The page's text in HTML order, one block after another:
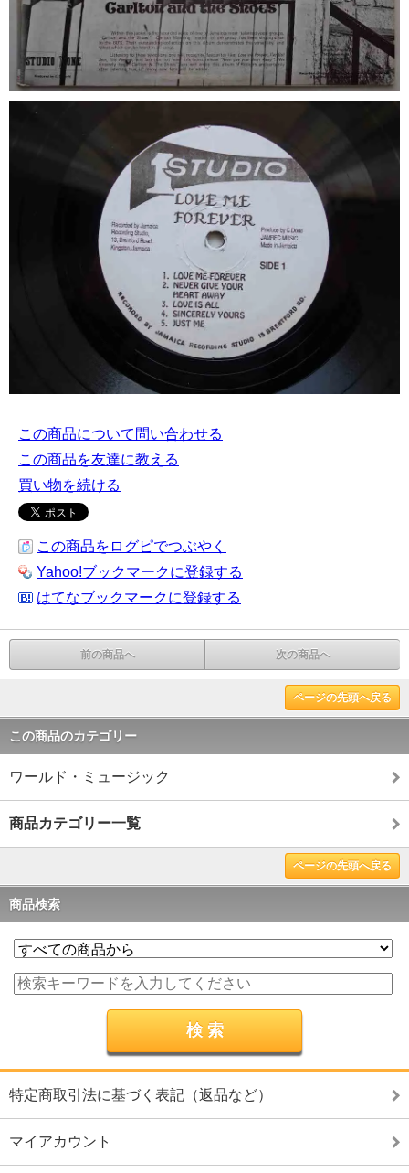
この商品について問い合わせる
この商品を友達に教える
買い物を続ける
この商品をログピでつぶやく
Yahoo!ブックマークに登録する
はてなブックマークに登録する
前の商品へ 次の商品へ
ページの先頭へ戻る
この商品のカテゴリー
ワールド・ミュージック
商品カテゴリー一覧
ページの先頭へ戻る
商品検索
特定商取引法に基づく表記（返品など）
マイアカウント